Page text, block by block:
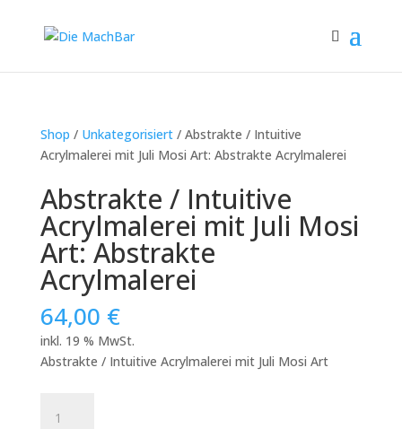
Shop / Unkategorisiert/ Abstrakte / Intuitive
Acrylmalerei mit Juli Mosi Art: Abstrakte Acrylmalerei
Abstrakte / Intuitive
Acrylmalerei mit Juli Mosi
Art: Abstrakte
Acrylmalerei
64,00 €
inkl. 19 % MwSt.
Abstrakte / Intuitive Acrylmalerei mit Juli Mosi Art